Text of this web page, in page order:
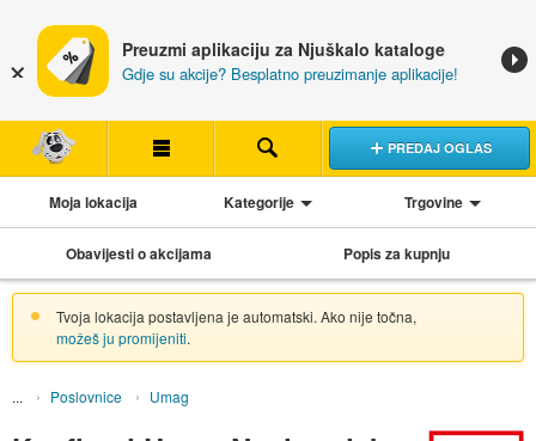
Preuzmi aplikaciju za Njuškalo kataloge
Gdje su akcije? Besplatno preuzimanje aplikacije!
PREDAJ OGLAS
Moja lokacija Kategorije Trgovine
Obavijesti o akcijama Popis za kupnju
Tvoja lokacija postavljena je automatski. Ako nije točna,
možeš ju promijeniti.
Poslovnice Umag